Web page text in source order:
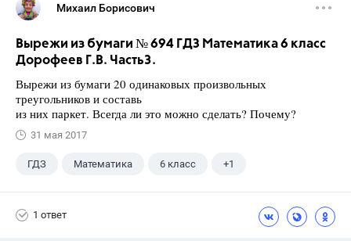
Михаил Борисович
Вырежи из бумаги № 694 ГДЗ Математика 6 класс
Дорофеев Г.В. Часть3.
Вырежи из бумаги 20 одинаковых произвольных
треугольников и составь
из них паркет. Всегда ли это можно сделать? Почему?
31 мая 2017
ГДЗ Математика 6 класс +1
1 ответ